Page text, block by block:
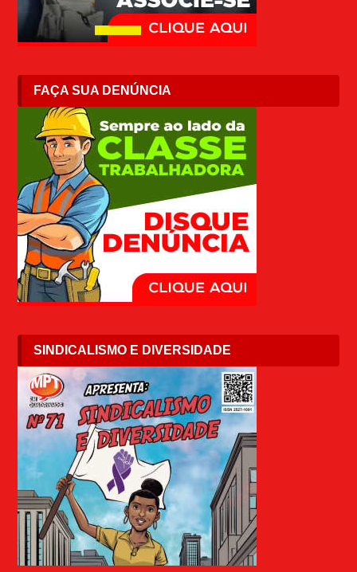
FAÇA SUA DENÚNCIA
SINDICALISMO E DIVERSIDADE